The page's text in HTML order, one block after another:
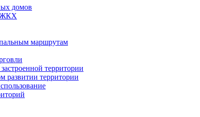
домов
ЖКХ
маршрутам
территории
развитии территории